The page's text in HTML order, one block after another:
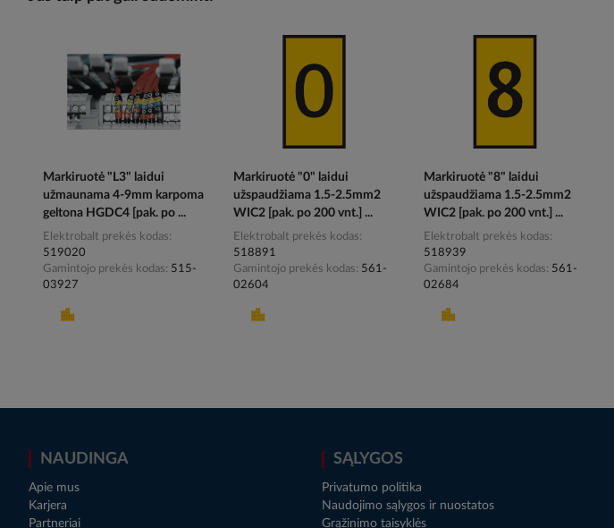
Markiruotė "L3" laidui
užmaunama 4-9mm karpoma
geltona HGDC4 [pak. po ...
Elektrobalt prekės kodas
519020
Gamintojo prekės kodas
515-
03927
Markiruotė "0" laidui
užspaudžiama 1.5-2.5mm2
WIC2 [pak. po 200 vnt.] ...
Elektrobalt prekės kodas
518891
Gamintojo prekės kodas
561-
02604
Markiruotė "8" laidui
užspaudžiama 1.5-2.5mm2
WIC2 [pak. po 200 vnt.] ...
Elektrobalt prekės kodas
518939
Gamintojo prekės kodas
561-
02684
NAUDINGA
Apie mus
Karjera
Partneriai
SĄLYGOS
Privatumo politika
Naudojimo sąlygos ir nuostatos
Grąžinimo taisyklės